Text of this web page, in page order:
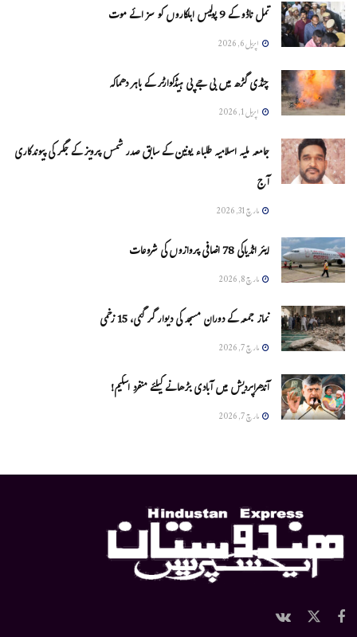
تمل ناڈو کے 9 پولیس اہلکاروں کو سزائے موت
اپریل 6, 2026
چنڈی گڑھ میں بی جے پی ہیڈکوارٹر کے باہر دھماکہ
اپریل 1, 2026
جامعہ ملیہ اسلامیہ طلباء یونین کے سابق صدر شمس پرویز کے جگر کی پیوندکاری
آج
مارچ 31, 2026
ایئر انڈیاکی 78 اضافی پروازوں کی شروعات
مارچ 8, 2026
نماز جمعہ کے دوران مسجد کی دیوار گر گئی، 15 زخمی
مارچ 7, 2026
آندھراپردیش میں آبادی بڑھانے کیلئے منفرد اسکیم!
مارچ 7, 2026